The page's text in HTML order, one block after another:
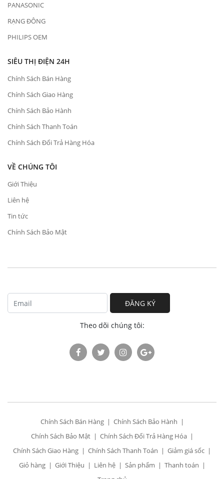
PANASONIC
RẠNG ĐÔNG
PHILIPS OEM
SIÊU THỊ ĐIỆN 24H
Chính Sách Bán Hàng
Chính Sách Giao Hàng
Chính Sách Bảo Hành
Chính Sách Thanh Toán
Chính Sách Đổi Trả Hàng Hóa
VỀ CHÚNG TÔI
Giới Thiệu
Liên hệ
Tin tức
Chính Sách Bảo Mật
ĐĂNG KÝ
Theo dõi chúng tôi:
Chính Sách Bán Hàng
Chính Sách Bảo Hành
Chính Sách Bảo Mật
Chính Sách Đổi Trả Hàng Hóa
Chính Sách Giao Hàng
Chính Sách Thanh Toán
Giảm giá sốc
Giỏ hàng
Giới Thiệu Liên hệ Sản phẩm
Thanh toán